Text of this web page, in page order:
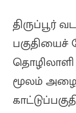
திருப்பூர்
தொழிலாளி
மூலம்